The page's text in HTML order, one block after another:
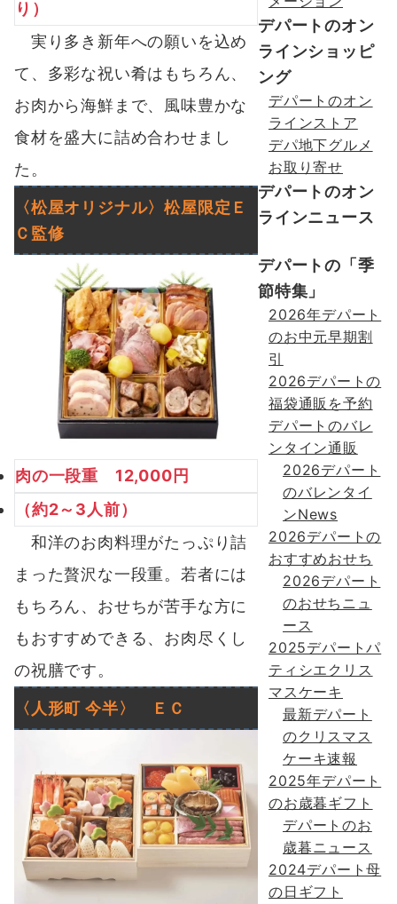
り）
実り多き新年への願いを込め
て、多彩な祝い肴はもちろん、
お肉から海鮮まで、風味豊かな
食材を盛大に詰め合わせまし
た。
〈松屋オリジナル〉松屋限定 Ｅ
Ｃ 監修
肉の一段重 12,000円
（約2～3人前）
和洋のお肉料理がたっぷり詰
まった贅沢な一段重。若者には
もちろん、おせちが苦手な方に
もおすすめできる、お肉尽くし
の祝膳です。
〈人形町 今半〉 ＥＣ
デパートのオン
ラインショッピ
ング
デパートのオン
ラインストア
デパ地下グルメ
お取り寄せ
デパートのオン
ラインニュース
デパートの「季
節特集」
2026年デパート
のお中元早期割
引
2026デパートの
福袋通販を予約
デパートのバレ
ンタイン通販
2026デパート
のバレンタイ
ンNews
2026デパートの
おすすめおせち
2026デパート
のおせちニュ
ース
2025デパートパ
ティシエクリス
マスケーキ
最新デパート
のクリスマス
ケーキ速報
2025年デパート
のお歳暮ギフト
デパートのお
歳暮ニュース
2024デパート母
の日ギフト